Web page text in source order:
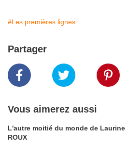
#Les premières lignes
Partager
Vous aimerez aussi
L'autre moitié du monde de Laurine
ROUX